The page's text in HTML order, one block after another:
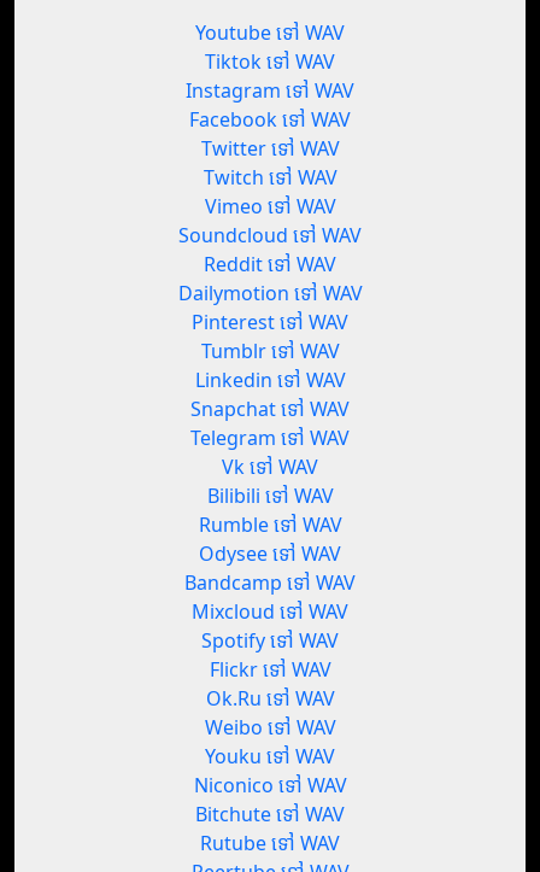
Youtube ទៅ WAV
Tiktok ទៅ WAV
Instagram ទៅ WAV
Facebook ទៅ WAV
Twitter ទៅ WAV
Twitch ទៅ WAV
Vimeo ទៅ WAV
Soundcloud ទៅ WAV
Reddit ទៅ WAV
Dailymotion ទៅ WAV
Pinterest ទៅ WAV
Tumblr ទៅ WAV
Linkedin ទៅ WAV
Snapchat ទៅ WAV
Telegram ទៅ WAV
Vk ទៅ WAV
Bilibili ទៅ WAV
Rumble ទៅ WAV
Odysee ទៅ WAV
Bandcamp ទៅ WAV
Mixcloud ទៅ WAV
Spotify ទៅ WAV
Flickr ទៅ WAV
Ok.Ru ទៅ WAV
Weibo ទៅ WAV
Youku ទៅ WAV
Niconico ទៅ WAV
Bitchute ទៅ WAV
Rutube ទៅ WAV